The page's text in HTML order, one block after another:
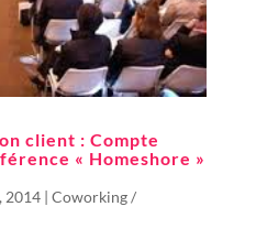
client : Compte
« Homeshore »
2014| Coworking /